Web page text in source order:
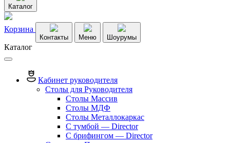
Каталог
Корзина
Контакты Меню Шоурумы
Каталог
Кабинет руководителя
Столы для Руководителя
Столы Массив
Столы МДФ
Столы Металлокаркас
С тумбой — Director
C брифингом — Director